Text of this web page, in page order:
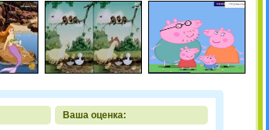
Ваша оценка: